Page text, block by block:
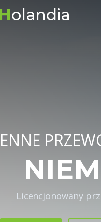
Holandia
Licencjonowany